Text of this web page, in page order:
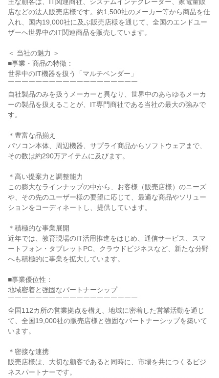
店などの法人販売店様です。約1,500社のメーカー等から商品を仕
入れ、国内19,000社に及ぶ販売店様を通じて、全国のエンドユー
ザーへ世界中のIT関連商品を販売しています。
＜ 当社の魅力 ＞
■事業・商品の特徴：
世界中のIT機器を扱う「マルチベンダー」
￣￣￣￣￣￣￣￣￣￣￣￣￣￣￣￣￣￣￣
自社製品のみを扱うメーカーと異なり、世界中のあらゆるメーカ
ーの製品を扱えることが、IT専門商社である当社の最大の強みで
す。
＊豊富な品揃え
パソコン本体、周辺機器、サプライ商品からソフトウェアまで、
その数は約290万アイテムに及びます。
＊高い提案力と調整能力
この膨大なラインナップの中から、お客様（販売店様）のニーズ
や、その先のユーザー様の要望に応じて、最適な商品やソリュー
ションをコーディネートし、提供しています。
＊積極的な事業展開
近年では、教育現場のIT活用推進をはじめ、通信サービス、スマ
ートフォン・タブレットPC、クラウドビジネスなど、新たな分野
へも積極的に事業を拡大しています。
■事業優位性：
地域密着と強固なパートナーシップ
￣￣￣￣￣￣￣￣￣￣￣￣￣￣￣￣￣￣￣
全国112カ所の営業拠点を構え、地域に密着した営業活動を通じ
て、全国19,000社の販売店様と強固なパートナーシップを築いて
います。
＊密接な連携
販売店様は、大切な顧客であると同時に、市場を共につくるビジ
ネスパートナーです。